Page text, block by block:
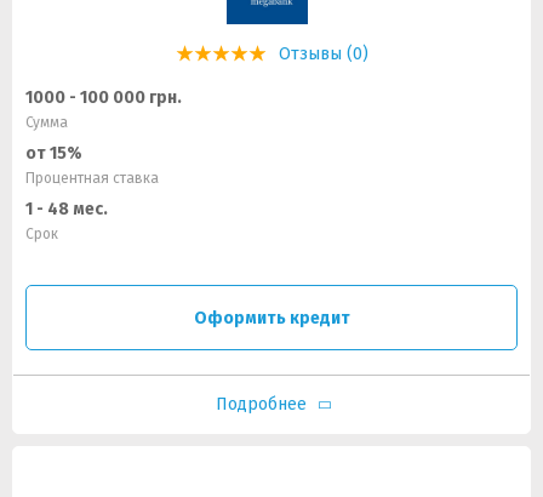
Отзывы (0)
1000 - 100 000 грн.
Сумма
от 15%
Процентная ставка
1 - 48 мес.
Срок
Оформить кредит
Подробнее